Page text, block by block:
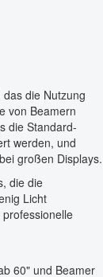
die Nutzung
von Beamern
die Standard-
werden, und
großen Displays.
die die
Licht
60" und Beamer